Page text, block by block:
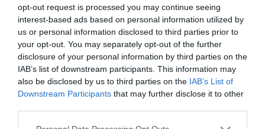
opt-out request is processed you may continue seeing
interest-based ads based on personal information utilized by
us or personal information disclosed to third parties prior to
your opt-out. You may separately opt-out of the further
disclosure of your personal information by third parties on the
IAB’s list of downstream participants. This information may
also be disclosed by us to third parties on the IAB’s List of
Downstream Participants that may further disclose it to other
Please note that this website/app uses one or more Google
Legfrissebb híreink
MINDHÁROM ÜTEMBEN DOLGOZNAK A 25-